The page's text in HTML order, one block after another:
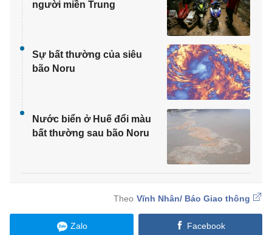
người miền Trung
Sự bất thường của siêu
bão Noru
Nước biển ở Huế đổi màu
bất thường sau bão Noru
Vĩnh Nhân/ Báo Giao thông
Zalo Facebook